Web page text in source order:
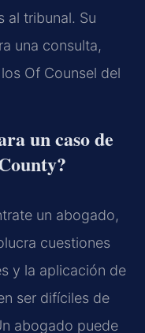
al tribunal. Su
una consulta,
Of Counsel del
un caso de
un abogado,
cuestiones
y la aplicación de
ser difíciles de
abogado puede